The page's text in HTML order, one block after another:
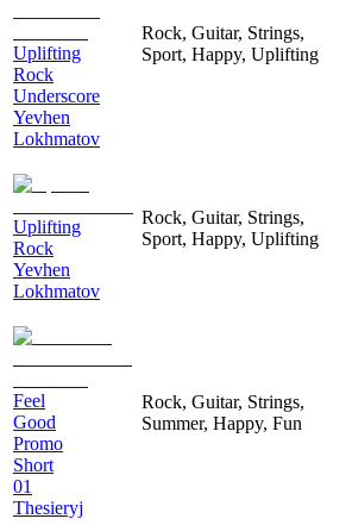
Uplifting
Rock
Underscore
Yevhen
Lokhmatov
Rock, Guitar, Strings,
Sport, Happy, Uplifting
Uplifting
Rock
Yevhen
Lokhmatov
Rock, Guitar, Strings,
Sport, Happy, Uplifting
Feel
Good
Promo
Short
01
Thesieryj
Rock, Guitar, Strings,
Summer, Happy, Fun